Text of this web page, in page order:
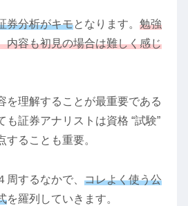
券分析がキモとなります。 勉強
内容も初見の場合は難しく感じ
を理解することが最重要である
も証券アナリストは資格 “試験”
することも重要。
するなかで、 コレよく使う公
を羅列していきます。